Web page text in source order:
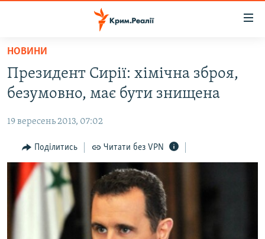
Перейти
основного
матеріалу
Перейти
до
навігації
Перейти
пошуку
ВОДА.КРИМ
ВІДЕО ТА ФОТО
ПОЛІТИКА
БЛОГИ
ПОГЛЯД
ІНТЕРВ'Ю
ВСЕ ЗА ДЕНЬ
СПЕЦПРОЕКТИ
НОВИНИ
Президент Сирії: хімічна зброя,
безумовно, має бути знищена
19 вересень 2013, 07:02
Поділитись Читати без VPN